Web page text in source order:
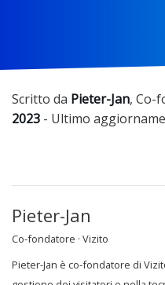
Scritto da Pieter-Jan, Co-
2023 - Ultimo
Pieter-Jan
Co-fondatore · Vizito
Pieter-Jan è co-fondatore di